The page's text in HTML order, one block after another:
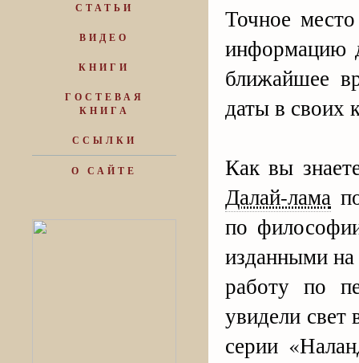
СТАТЬИ
ВИДЕО
КНИГИ
ГОСТЕВАЯ
КНИГА
ССЫЛКИ
О САЙТЕ
Точное
информацию
ближайшее
даты в своих
Как вы
Далай-лама
по
изданными
работу по
увидели
серии